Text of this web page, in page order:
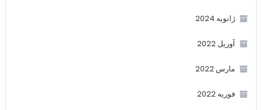
ژانویه 2024
آوریل 2022
مارس 2022
فوریه 2022